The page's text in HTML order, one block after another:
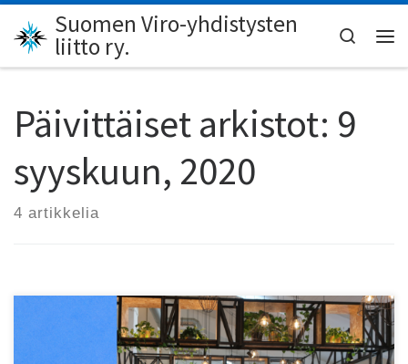
Skip to content
Suomen Viro-yhdistysten
liitto ry.
Search
Päivittäiset arkistot: 9
syyskuun, 2020
4 artikkelia